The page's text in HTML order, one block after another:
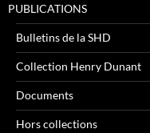
PUBLICATIONS
Bulletins de la SHD
Collection Henry Dunant
Documents
Hors collections